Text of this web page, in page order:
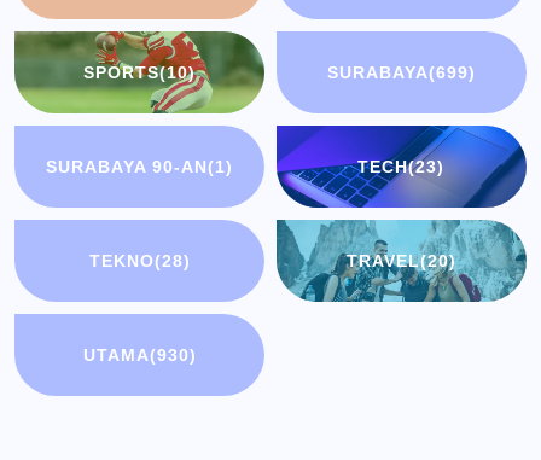
SPORTS(10) SURABAYA(699)
SURABAYA 90-AN(1) TECH(23)
TEKNO(28) TRAVEL(20)
UTAMA(930)